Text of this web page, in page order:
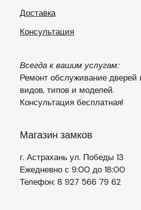
Доставка
Консультация
Всегда к вашим услугам:
Ремонт обслуживание дверей
видов, типов и моделей.
Консультация бесплатная!
Магазин замков
г. Астрахань ул. Победы 13
Ежедневно с 9:00 до 18:00
Телефон: 8 927 566 79 62